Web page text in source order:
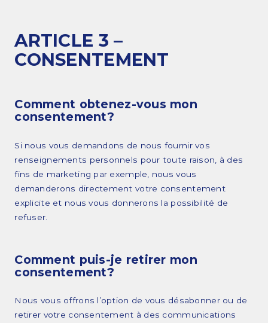
ARTICLE 3 –
CONSENTEMENT
Comment obtenez-vous mon
consentement?
Si nous vous demandons de nous fournir vos
renseignements personnels pour toute raison, à des
fins de marketing par exemple, nous vous
demanderons directement votre consentement
explicite et nous vous donnerons la possibilité de
refuser.
Comment puis-je retirer mon
consentement?
Nous vous offrons l’option de vous désabonner ou de
retirer votre consentement à des communications